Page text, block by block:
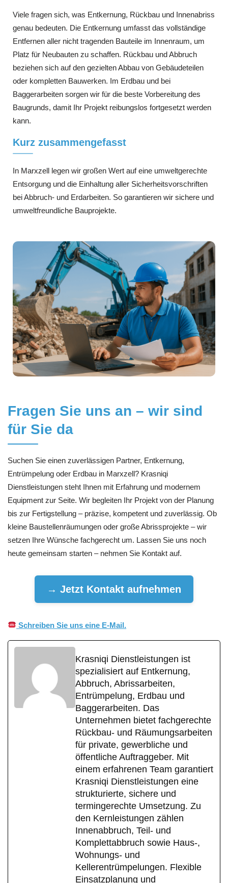
Viele fragen sich, was Entkernung, Rückbau und Innenabriss
genau bedeuten. Die Entkernung umfasst das vollständige
Entfernen aller nicht tragenden Bauteile im Innenraum, um
Platz für Neubauten zu schaffen. Rückbau und Abbruch
beziehen sich auf den gezielten Abbau von Gebäudeteilen
oder kompletten Bauwerken. Im Erdbau und bei
Baggerarbeiten sorgen wir für die beste Vorbereitung des
Baugrunds, damit Ihr Projekt reibungslos fortgesetzt werden
kann.
Kurz zusammengefasst
In Marxzell legen wir großen Wert auf eine umweltgerechte
Entsorgung und die Einhaltung aller Sicherheitsvorschriften
bei Abbruch- und Erdarbeiten. So garantieren wir sichere und
umweltfreundliche Bauprojekte.
Fragen Sie uns an – wir sind
für Sie da
Suchen Sie einen zuverlässigen Partner, Entkernung,
Entrümpelung oder Erdbau in Marxzell? Krasniqi
Dienstleistungen steht Ihnen mit Erfahrung und modernem
Equipment zur Seite. Wir begleiten Ihr Projekt von der Planung
bis zur Fertigstellung – präzise, kompetent und zuverlässig. Ob
kleine Baustellenräumungen oder große Abrissprojekte – wir
setzen Ihre Wünsche fachgerecht um. Lassen Sie uns noch
heute gemeinsam starten – nehmen Sie Kontakt auf.
→ Jetzt Kontakt aufnehmen
Schreiben Sie uns eine E-Mail.
Krasniqi Dienstleistungen ist
spezialisiert auf Entkernung,
Abbruch, Abrissarbeiten,
Entrümpelung, Erdbau und
Baggerarbeiten. Das
Unternehmen bietet fachgerechte
Rückbau- und Räumungsarbeiten
für private, gewerbliche und
öffentliche Auftraggeber. Mit
einem erfahrenen Team garantiert
Krasniqi Dienstleistungen eine
strukturierte, sichere und
termingerechte Umsetzung. Zu
den Kernleistungen zählen
Innenabbruch, Teil- und
Komplettabbruch sowie Haus-,
Wohnungs- und
Kellerentrümpelungen. Flexible
Einsatzplanung und